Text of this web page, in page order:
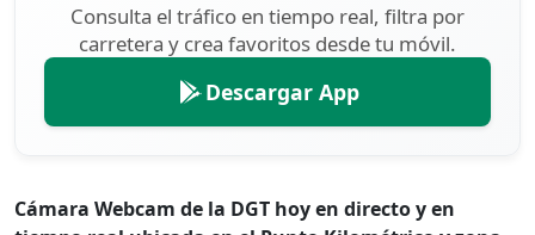
Consulta el tráfico en tiempo real, filtra por
carretera y crea favoritos desde tu móvil.
Descargar App
Cámara Webcam de la DGT hoy en directo y en